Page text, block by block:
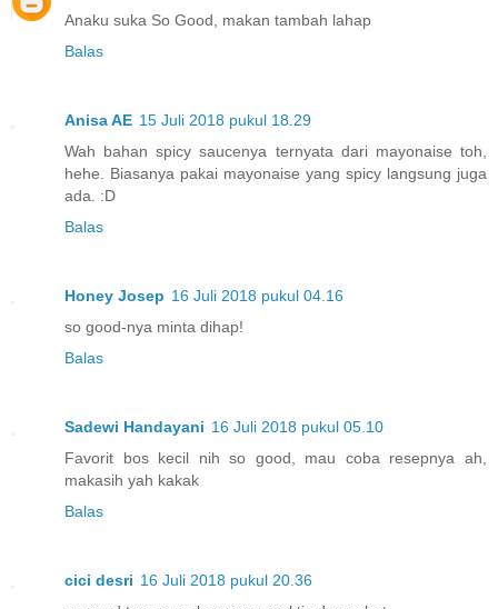
Anaku suka So Good, makan tambah lahap
Balas
Anisa AE 15 Juli 2018 pukul 18.29
Wah bahan spicy saucenya ternyata dari mayonaise toh,
hehe. Biasanya pakai mayonaise yang spicy langsung juga
ada. :D
Balas
Honey Josep 16 Juli 2018 pukul 04.16
so good-nya minta dihap!
Balas
Sadewi Handayani 16 Juli 2018 pukul 05.10
Favorit bos kecil nih so good, mau coba resepnya ah,
makasih yah kakak
Balas
cici desri 16 Juli 2018 pukul 20.36